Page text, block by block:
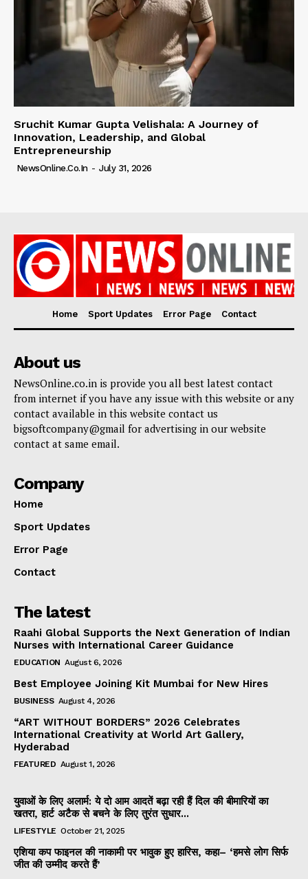
Sruchit Kumar Gupta Velishala: A Journey of
Innovation, Leadership, and Global
Entrepreneurship
NewsOnline.co.in - July 31, 2026
Home Sport Updates Error Page Contact
About us
NewsOnline.co.in is provide you all best latest contact
from internet if you have any issue with this website or any
contact available in this website contact us
bigsoftcompany@gmail for advertising in our website
contact at same email.
Company
Home
Sport Updates
Error Page
Contact
The latest
Raahi Global Supports the Next Generation of Indian
Nurses with International Career Guidance
EDUCATION August 6, 2026
Best Employee Joining Kit Mumbai for New Hires
BUSINESS August 4, 2026
“ART WITHOUT BORDERS” 2026 Celebrates
International Creativity at World Art Gallery,
Hyderabad
FEATURED August 1, 2026
युवाओं के लिए अलार्म: ये दो आम आदतें बढ़ा रही हैं दिल की बीमारियों का
खतरा, हार्ट अटैक से बचने के लिए तुरंत सुधार...
LIFESTYLE October 21, 2025
एशिया कप फाइनल की नाकामी पर भावुक हुए हारिस, कहा– ‘हमसे लोग सिर्फ
जीत की उम्मीद करते हैं’